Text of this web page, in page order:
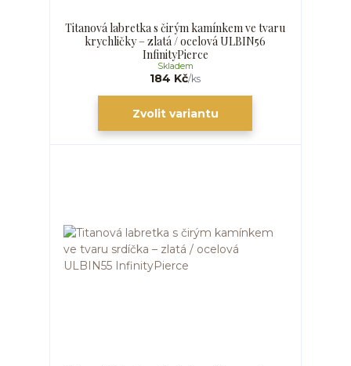
Titanová labretka s čirým kamínkem ve tvaru
krychličky – zlatá / ocelová ULBIN56
InfinityPierce
184 Kč/ks
Skladem
Zvolit variantu